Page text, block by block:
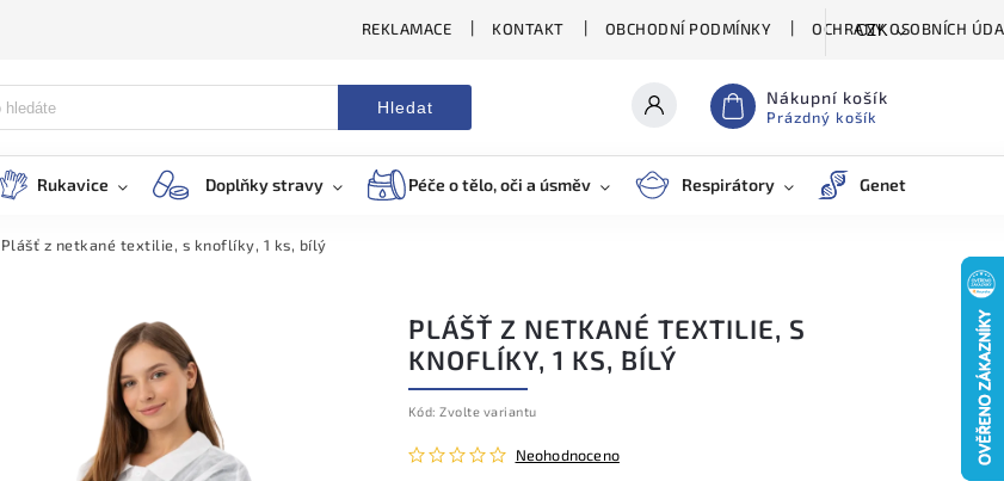
REKLAMACE KONTAKT OBCHODNÍ PODMÍNKY OCHRANY OSOBNÍCH
CZK
Hledat Nákupní košík
Prázdný košík
Rukavice Doplňky stravy Péče o tělo, oči a úsměv Respirátory Genetické testy
Plášť z netkané textilie, s knoflíky, 1 ks, bílý
PLÁŠŤ Z NETKANÉ TEXTILIE, S
KNOFLÍKY, 1 KS, BÍLÝ
Kód: Zvolte variantu
Neohodnoceno